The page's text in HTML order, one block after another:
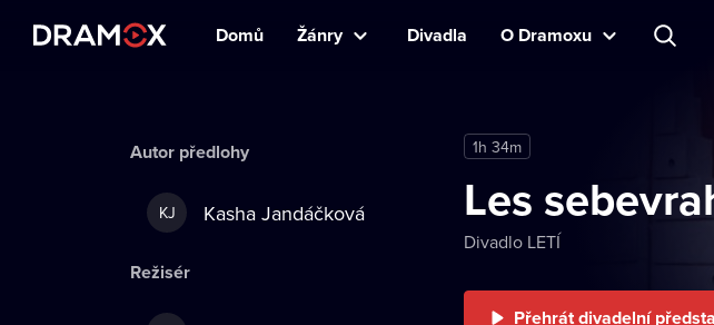
Domů Žánry Divadla O Dramoxu
1h 34m
Les
Divadlo LETÍ
Přehrát divadelní
Autor předlohy
KJ Kasha Jandáčková
Režisér